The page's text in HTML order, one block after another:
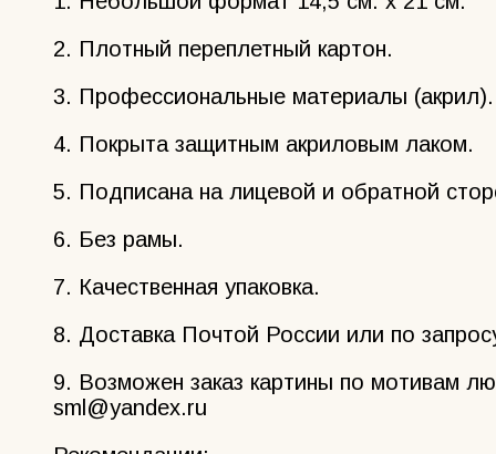
2. Плотный переплетный картон.
3. Профессиональные материалы (акрил).
4. Покрыта защитным акриловым лаком.
5. Подписана на лицевой и обратной
6. Без рамы.
7. Качественная упаковка.
8. Доставка Почтой России или по
9. Возможен заказ картины по мотивам
sml@yandex.ru